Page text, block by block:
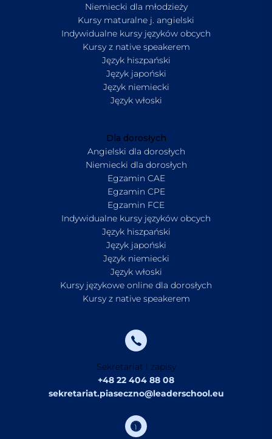
Niemiecki dla młodzieży
Kursy maturalne j. angielski
Indywidualne kursy języków obcych
Kursy z native speakerem
Język hiszpański
Język japoński
Język niemiecki
Język włoski
Dla dorosłych
Angielski dla dorosłych
Niemiecki dla dorosłych
Egzamin CAE
Egzamin CPE
Egzamin FCE
Indywidualne kursy języków obcych
Język hiszpański
Język japoński
Język niemiecki
Język włoski
Kursy językowe online dla dorosłych
Kursy z native speakerem
Sekretariat i zapisy
+48 22 404 88 08
sekretariat.piaseczno@leaderschool.eu